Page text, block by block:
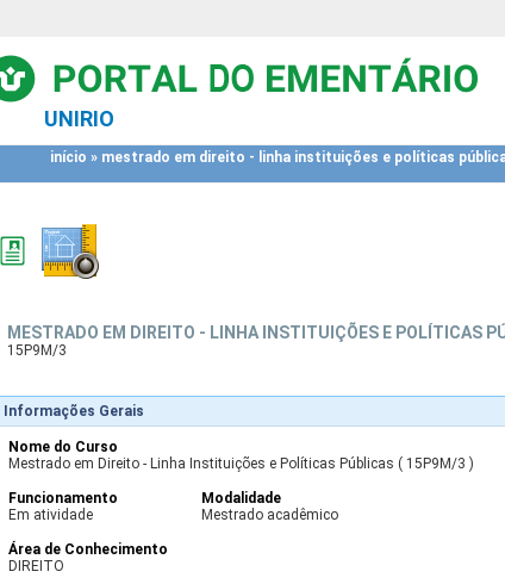
UNIRIO
início » mestrado em direito - linha instituições e políticas
MESTRADO EM DIREITO - LINHA INSTITUIÇÕES E POLÍTICAS
15P9M/3
Informações Gerais
Nome do Curso
Mestrado em Direito - Linha Instituições e Políticas Públicas ( 15P9M/3 )
Funcionamento
Em atividade
Modalidade
Mestrado acadêmico
Área de Conhecimento
DIREITO